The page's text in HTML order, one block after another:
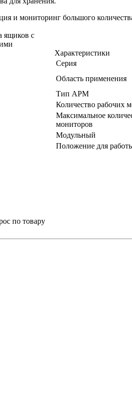
и мониторинг большого
Характеристики
Серия
Область применения
Тип АРМ
Количество рабочих
Максимальное
мониторов
Модульный
Положение для
по товару